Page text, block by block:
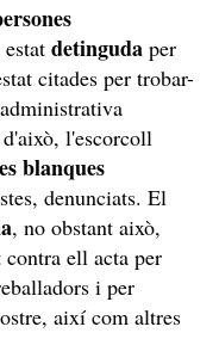
detinguda per
citades per trobar-
d'això, l'escorcoll
blanques
denunciats. El
, no obstant això,
contra ell acta per
i per
així com altres